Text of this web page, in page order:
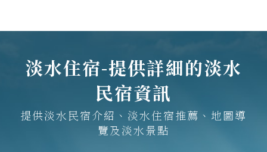
淡水住宿-提供詳細的淡水
民宿資訊
提供淡水民宿介紹、淡水住宿推薦、地圖導
覽及淡水景點